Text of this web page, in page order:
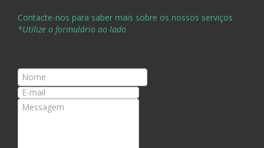
Contacte-nos para saber mais sobre os nossos serviços
*Utilize o formulário ao lado